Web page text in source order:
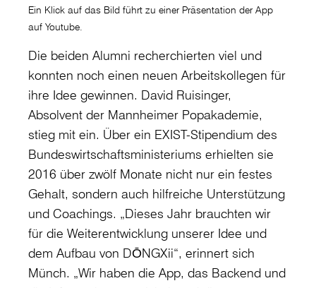
Ein Klick auf das Bild führt zu einer Präsentation der App
auf Youtube.
Die beiden Alumni recherchierten viel und
konnten noch einen neuen Arbeitskollegen für
ihre Idee gewinnen. David Ruisinger,
Absolvent der Mannheimer Popakademie,
stieg mit ein. Über ein EXIST-Stipendium des
Bundeswirtschaftsministeriums erhielten sie
2016 über zwölf Monate nicht nur ein festes
Gehalt, sondern auch hilfreiche Unterstützung
und Coachings. „Dieses Jahr brauchten wir
für die Weiterentwicklung unserer Idee und
dem Aufbau von DŌNGXii“, erinnert sich
Münch. „Wir haben die App, das Backend und